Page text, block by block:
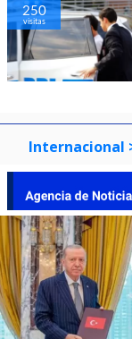
250
visitas
Internacional